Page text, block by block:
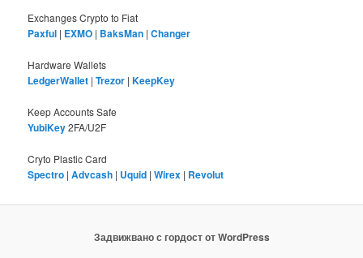
Exchanges Crypto to Fiat
Paxful | EXMO | BaksMan |Changer
Hardware Wallets
LedgerWallet |Trezor |KeepKey
Keep Accounts Safe
YubiKey2FA/U2F
Cryto Plastic Card
Spectro |Advcash | Uquid |Wirex | Revolut
Задвижвано с гордост от WordPress